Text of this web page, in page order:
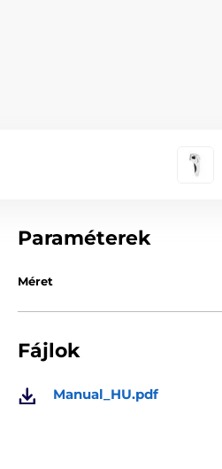
Paraméterek
Méret
Fájlok
Manual_HU.pdf